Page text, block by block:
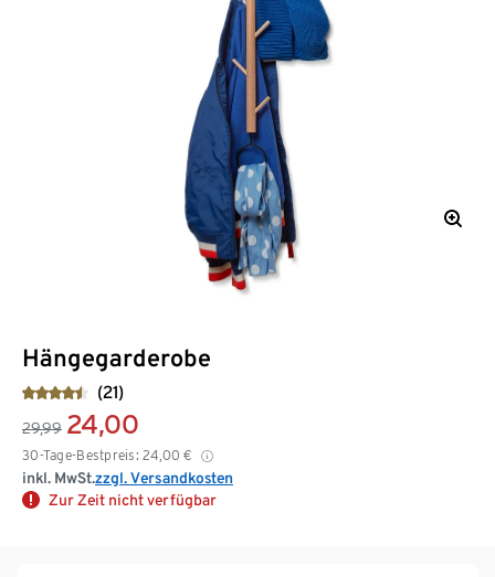
Hängegarderobe
(21)
29,99 24,00
30-Tage-Bestpreis: 24,00 €
inkl. MwSt.zzgl. Versandkosten
Zur Zeit nicht verfügbar